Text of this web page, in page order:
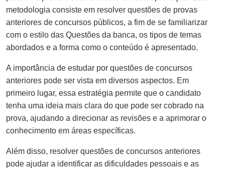
metodologia consiste em resolver questões de provas
anteriores de concursos públicos, a fim de se familiarizar
com o estilo das Questões da banca, os tipos de temas
abordados e a forma como o conteúdo é apresentado.
A importância de estudar por questões de concursos
anteriores pode ser vista em diversos aspectos. Em
primeiro lugar, essa estratégia permite que o candidato
tenha uma ideia mais clara do que pode ser cobrado na
prova, ajudando a direcionar as revisões e a aprimorar o
conhecimento em áreas específicas.
Além disso, resolver questões de concursos anteriores
pode ajudar a identificar as dificuldades pessoais e as